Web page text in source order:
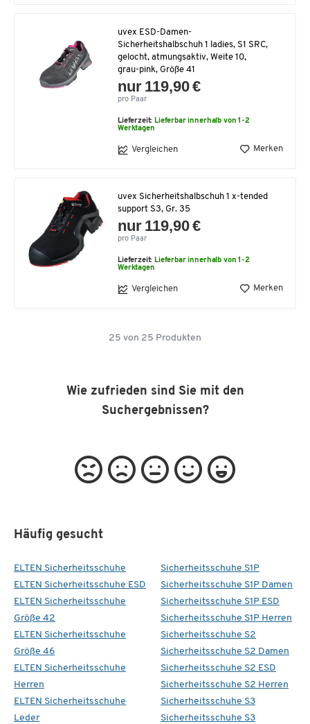
uvex ESD-Damen-
Sicherheitshalbschuh 1 ladies, S1 SRC,
gelocht, atmungsaktiv, Weite 10,
grau-pink, Größe 41
nur 119,90 €
pro Paar
Lieferzeit: Lieferbar innerhalb von 1-2
Werktagen
Vergleichen Merken
uvex Sicherheitshalbschuh 1 x-tended
support S3, Gr. 35
nur 119,90 €
pro Paar
Lieferzeit: Lieferbar innerhalb von 1-2
Werktagen
Vergleichen Merken
25 von 25 Produkten
Wie zufrieden sind Sie mit den
Suchergebnissen?
Häufig gesucht
ELTEN Sicherheitsschuhe
ELTEN Sicherheitsschuhe ESD
ELTEN Sicherheitsschuhe
Größe 42
ELTEN Sicherheitsschuhe
Größe 46
ELTEN Sicherheitsschuhe
Herren
ELTEN Sicherheitsschuhe
Leder
Sicherheitsschuhe S1P
Sicherheitsschuhe S1P Damen
Sicherheitsschuhe S1P ESD
Sicherheitsschuhe S1P Herren
Sicherheitsschuhe S2
Sicherheitsschuhe S2 Damen
Sicherheitsschuhe S2 ESD
Sicherheitsschuhe S2 Herren
Sicherheitsschuhe S3
Sicherheitsschuhe S3